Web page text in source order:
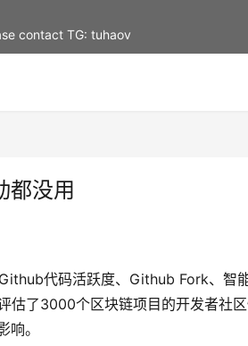
都没用
代码活跃度、Github Fork、智
估了3000个区块链项目的开发者社
。
contact TG: tuhaov